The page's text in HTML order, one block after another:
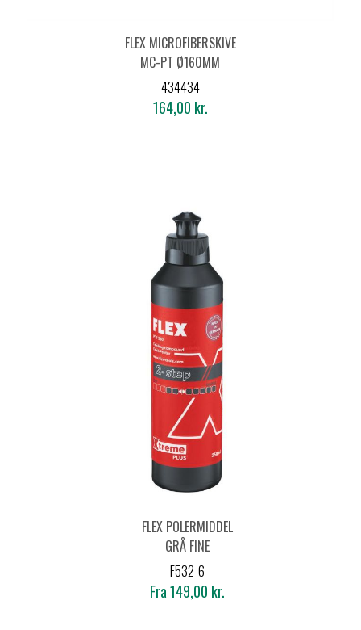
FLEX MICROFIBERSKIVE
MC-PT Ø160MM
434434
164,00 kr.
FLEX POLERMIDDEL
GRÅ FINE
F532-6
Fra 149,00 kr.